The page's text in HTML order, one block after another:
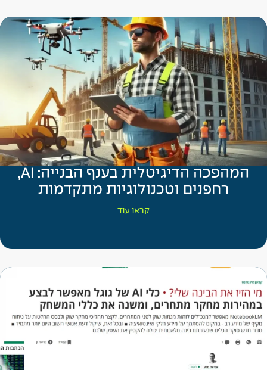
המהפכה הדיגיטלית בענף הבנייה: AI,
רחפנים וטכנולוגיות מתקדמות
קראו עוד